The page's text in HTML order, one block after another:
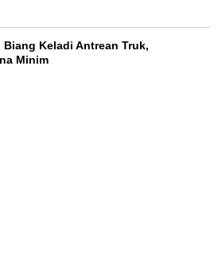
Biang Keladi Antrean Truk,
Minim